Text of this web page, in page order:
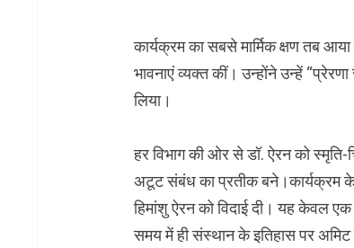
कार्यक्रम का सबसे मार्मिक क्षण तब
भावनाएं व्यक्त कीं। उन्होंने उन्हें
लिया।
हर विभाग की ओर से डॉ. ऐरन को
अटूट संबंध का प्रतीक बने।कार्यक्रम के
हिमांशु ऐरन को विदाई दी। यह केवल
समय में ही संस्थान के इतिहास पर अमिट